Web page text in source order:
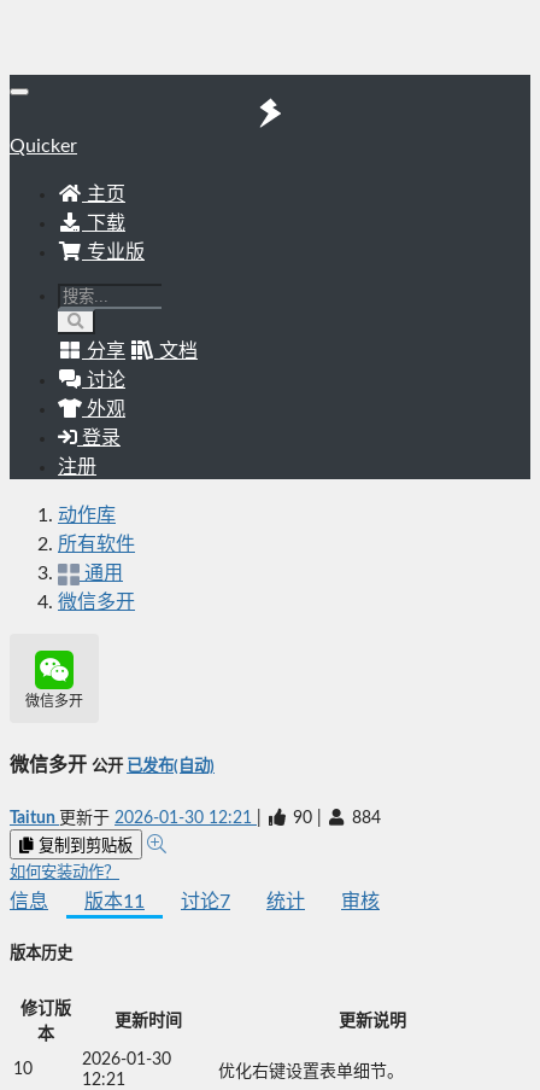
Quicker
主页
下载
专业版
分享
文档
讨论
外观
登录
注册
动作库
所有软件
通用
微信多开
微信多开
微信多开 公开 已发布(自动)
Taitun 更新于 2026-01-30 12:21 90 884
复制到剪贴板
如何安装动作？
信息 版本11 讨论7 统计 审核
版本历史
修订版
本
更新时间 更新说明
10
2026-01-30
12:21
优化右键设置表单细节。